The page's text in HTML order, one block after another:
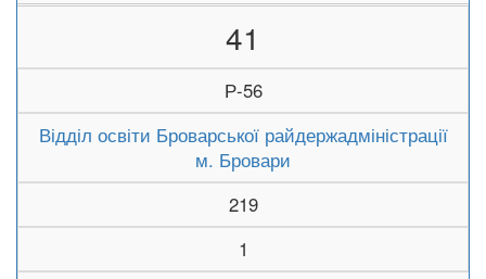
41
Р-56
Відділ освіти Броварської райдержадміністрації
м. Бровари
219
1